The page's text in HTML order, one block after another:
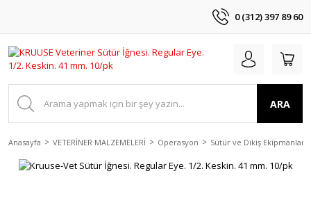
0 (312) 397 89 60
ARA
Anasayfa VETERİNER MALZEMELERİ Operasyon Sütür ve Dikiş Ekipmanları